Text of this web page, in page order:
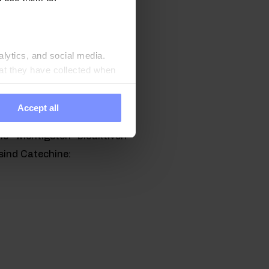
and social media.
they have collected when
Accept all
darstellt.
von Antioxidantien
wichtigsten bioaktiven
Catechine: